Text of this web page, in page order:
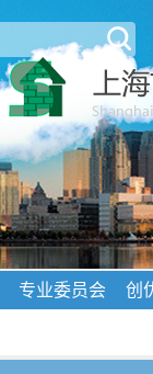
专业委员会
创